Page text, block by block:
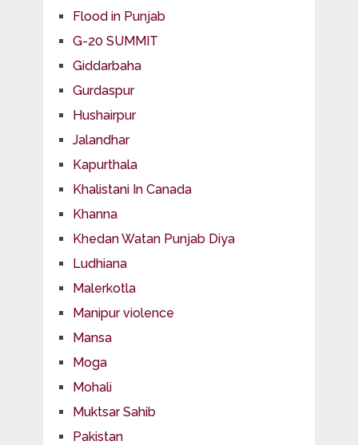
Flood in Punjab
G-20 SUMMIT
Giddarbaha
Gurdaspur
Hushairpur
Jalandhar
Kapurthala
Khalistani In Canada
Khanna
Khedan Watan Punjab Diya
Ludhiana
Malerkotla
Manipur violence
Mansa
Moga
Mohali
Muktsar Sahib
Pakistan